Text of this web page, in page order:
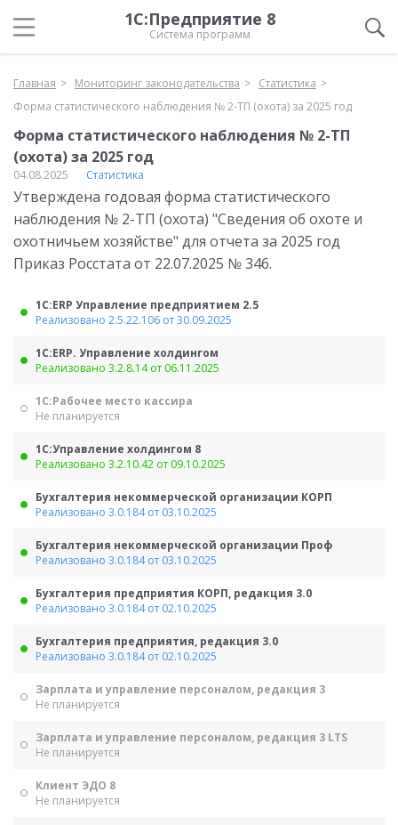
1С:Предприятие 8
Система программ
Главная Мониторинг законодательства
Статистика
Форма статистического наблюдения № 2-ТП (охота) за 2025 год
Форма статистического наблюдения № 2-ТП
(охота) за 2025 год
04.08.2025 Статистика
Утверждена годовая форма статистического
наблюдения № 2-ТП (охота) "Сведения об охоте и
охотничьем хозяйстве" для отчета за 2025 год
Приказ Росстата от 22.07.2025 № 346.
1С:ERP Управление предприятием 2.5
Реализовано 2.5.22.106 от 30.09.2025
1С:ERP. Управление холдингом
Реализовано 3.2.8.14 от 06.11.2025
1С:Рабочее место кассира
Не планируется
1С:Управление холдингом 8
Реализовано 3.2.10.42 от 09.10.2025
Бухгалтерия некоммерческой организации КОРП
Реализовано 3.0.184 от 03.10.2025
Бухгалтерия некоммерческой организации Проф
Реализовано 3.0.184 от 03.10.2025
Бухгалтерия предприятия КОРП, редакция 3.0
Реализовано 3.0.184 от 02.10.2025
Бухгалтерия предприятия, редакция 3.0
Реализовано 3.0.184 от 02.10.2025
Зарплата и управление персоналом, редакция 3
Не планируется
Зарплата и управление персоналом, редакция 3 LTS
Не планируется
Клиент ЭДО 8
Не планируется